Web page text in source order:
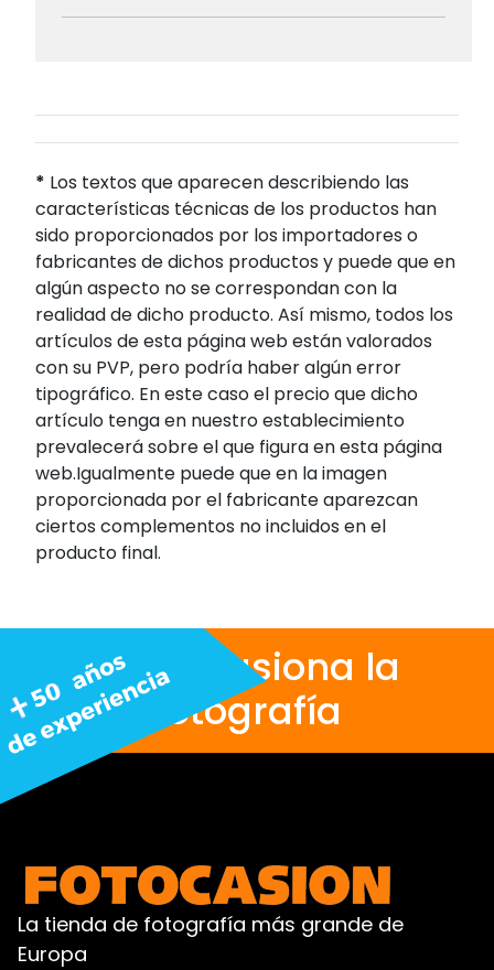
* Los textos que aparecen describiendo las
características técnicas de los productos han
sido proporcionados por los importadores o
fabricantes de dichos productos y puede que en
algún aspecto no se correspondan con la
realidad de dicho producto. Así mismo, todos los
artículos de esta página web están valorados
con su PVP, pero podría haber algún error
tipográfico. En este caso el precio que dicho
artículo tenga en nuestro establecimiento
prevalecerá sobre el que figura en esta página
web.Igualmente puede que en la imagen
proporcionada por el fabricante aparezcan
ciertos complementos no incluidos en el
producto final.
Nos apasiona la
fotografía
La tienda de fotografía más grande de
Europa